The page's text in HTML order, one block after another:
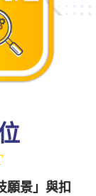
願景」與扣